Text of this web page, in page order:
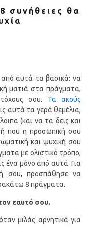
συνήθειες θα
από αυτά τα βασικά: να
ματιά στα πράγματα,
σου. Τα ακούς
αυτά τα γερά θεμέλια,
(και να τα δεις και
που η προσωπική σου
και ψυχική σου
με ολιστικό τρόπο,
ένα μόνο από αυτά. Για
σου, προσπάθησε να
8 πράγματα.
εαυτό σου.
μιλάς αρνητικά για